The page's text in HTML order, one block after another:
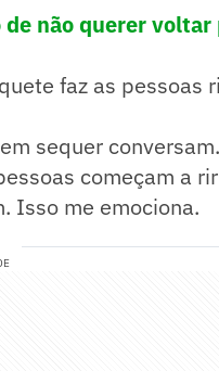
não querer voltar
faz as pessoas
sequer
começam a
Isso me emociona.